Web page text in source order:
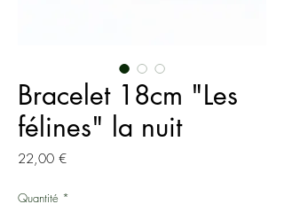
Bracelet 18cm "Les
félines" la nuit
22,00 €Prix
Quantité *